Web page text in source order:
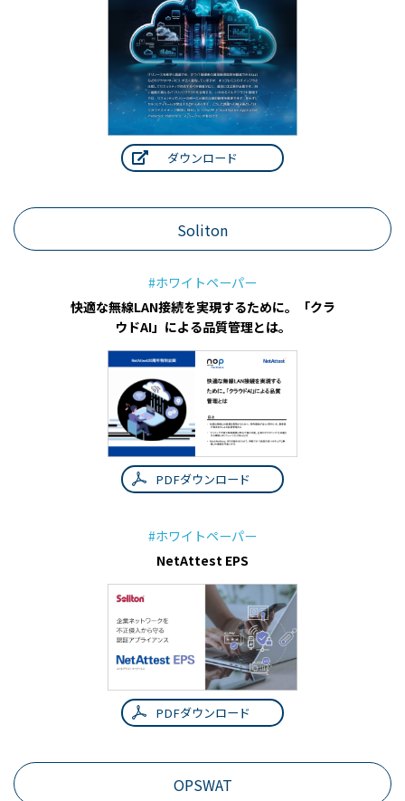
ダウンロード
Soliton
#ホワイトペーパー
快適な無線LAN接続を実現するために。「クラ
ウドAI」による品質管理とは。
PDFダウンロード
#ホワイトペーパー
NetAttest EPS
PDFダウンロード
OPSWAT